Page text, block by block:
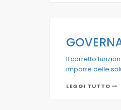
Il corretto
imporre delle
LEGGI TUTTO